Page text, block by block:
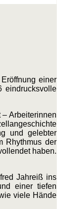
einer
eindrucksvolle
Arbeiterinnen
und gelebter
Rhythmus der
haben.
Jahreiß ins
einer tiefen
viele Hände